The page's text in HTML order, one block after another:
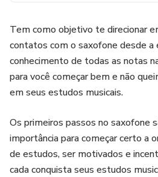
Tem como objetivo te direcionar
contatos com o saxofone desde a
conhecimento de todas as notas
para você começar bem e não
em seus estudos musicais.
Os primeiros passos no saxofone
importância para começar certo a
de estudos, ser motivados e
cada conquista seus estudos